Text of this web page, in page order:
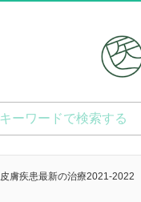
皮膚疾患最新の治療2021-2022